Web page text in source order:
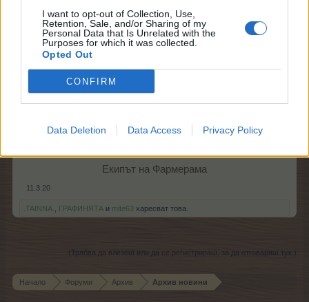
I want to opt-out of Collection, Use,
Retention, Sale, and/or Sharing of my
Personal Data that Is Unrelated with the
Purposes for which it was collected.
Opted Out
CONFIRM
Data Deletion Data Access Privacy Policy
Екипът на Фармерама​
11.3.20
.TAINNA. ГРАФИНЯТА и mite63 харесват това.
(Трябва да влезеш или да се регистрираш, за да отговаряш тук.)
Начало Форуми Архив Архив новини